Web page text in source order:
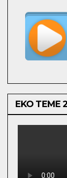
EKO TEME